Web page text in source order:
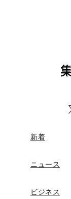
新着
ニュース
ビジネス